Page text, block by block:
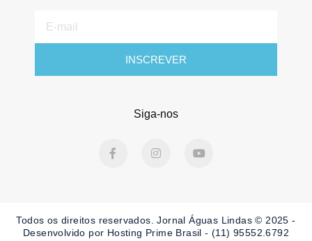
mail
INSCREVER
Siga-nos
a
k
-
n
a
m
o
Todos os direitos reservados. Jornal Águas Lindas © 2025 -
Desenvolvido por Hosting Prime Brasil - (11) 95552.6792